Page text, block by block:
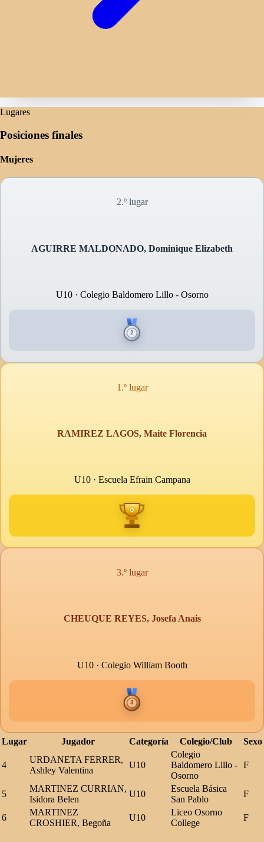
Lugares
Posiciones finales
Mujeres
2.º lugar
AGUIRRE MALDONADO, Dominique Elizabeth
U10 · Colegio Baldomero Lillo - Osorno
1.º lugar
RAMIREZ LAGOS, Maite Florencia
U10 · Escuela Efrain Campana
3.º lugar
CHEUQUE REYES, Josefa Anais
U10 · Colegio William Booth
Lugar Jugador Categoría Colegio/Club Sexo
4
URDANETA FERRER,
Ashley Valentina
U10
Colegio
Baldomero Lillo -
Osorno
F
5
MARTINEZ CURRIAN,
Isidora Belen
U10
Escuela Básica
San Pablo
F
6
MARTINEZ
CROSHIER, Begoña
U10
Liceo Osorno
College
F